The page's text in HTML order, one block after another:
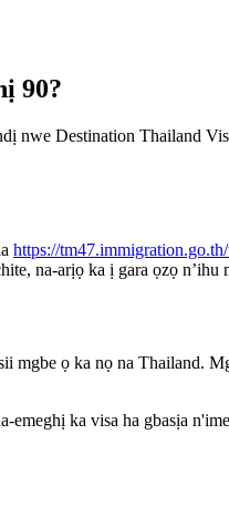
90?
nwe Destination Thailand
https://
na-arịọ ka ị gara ọzọ
ọ ka nọ na Thailand.
ka visa ha gbasịa